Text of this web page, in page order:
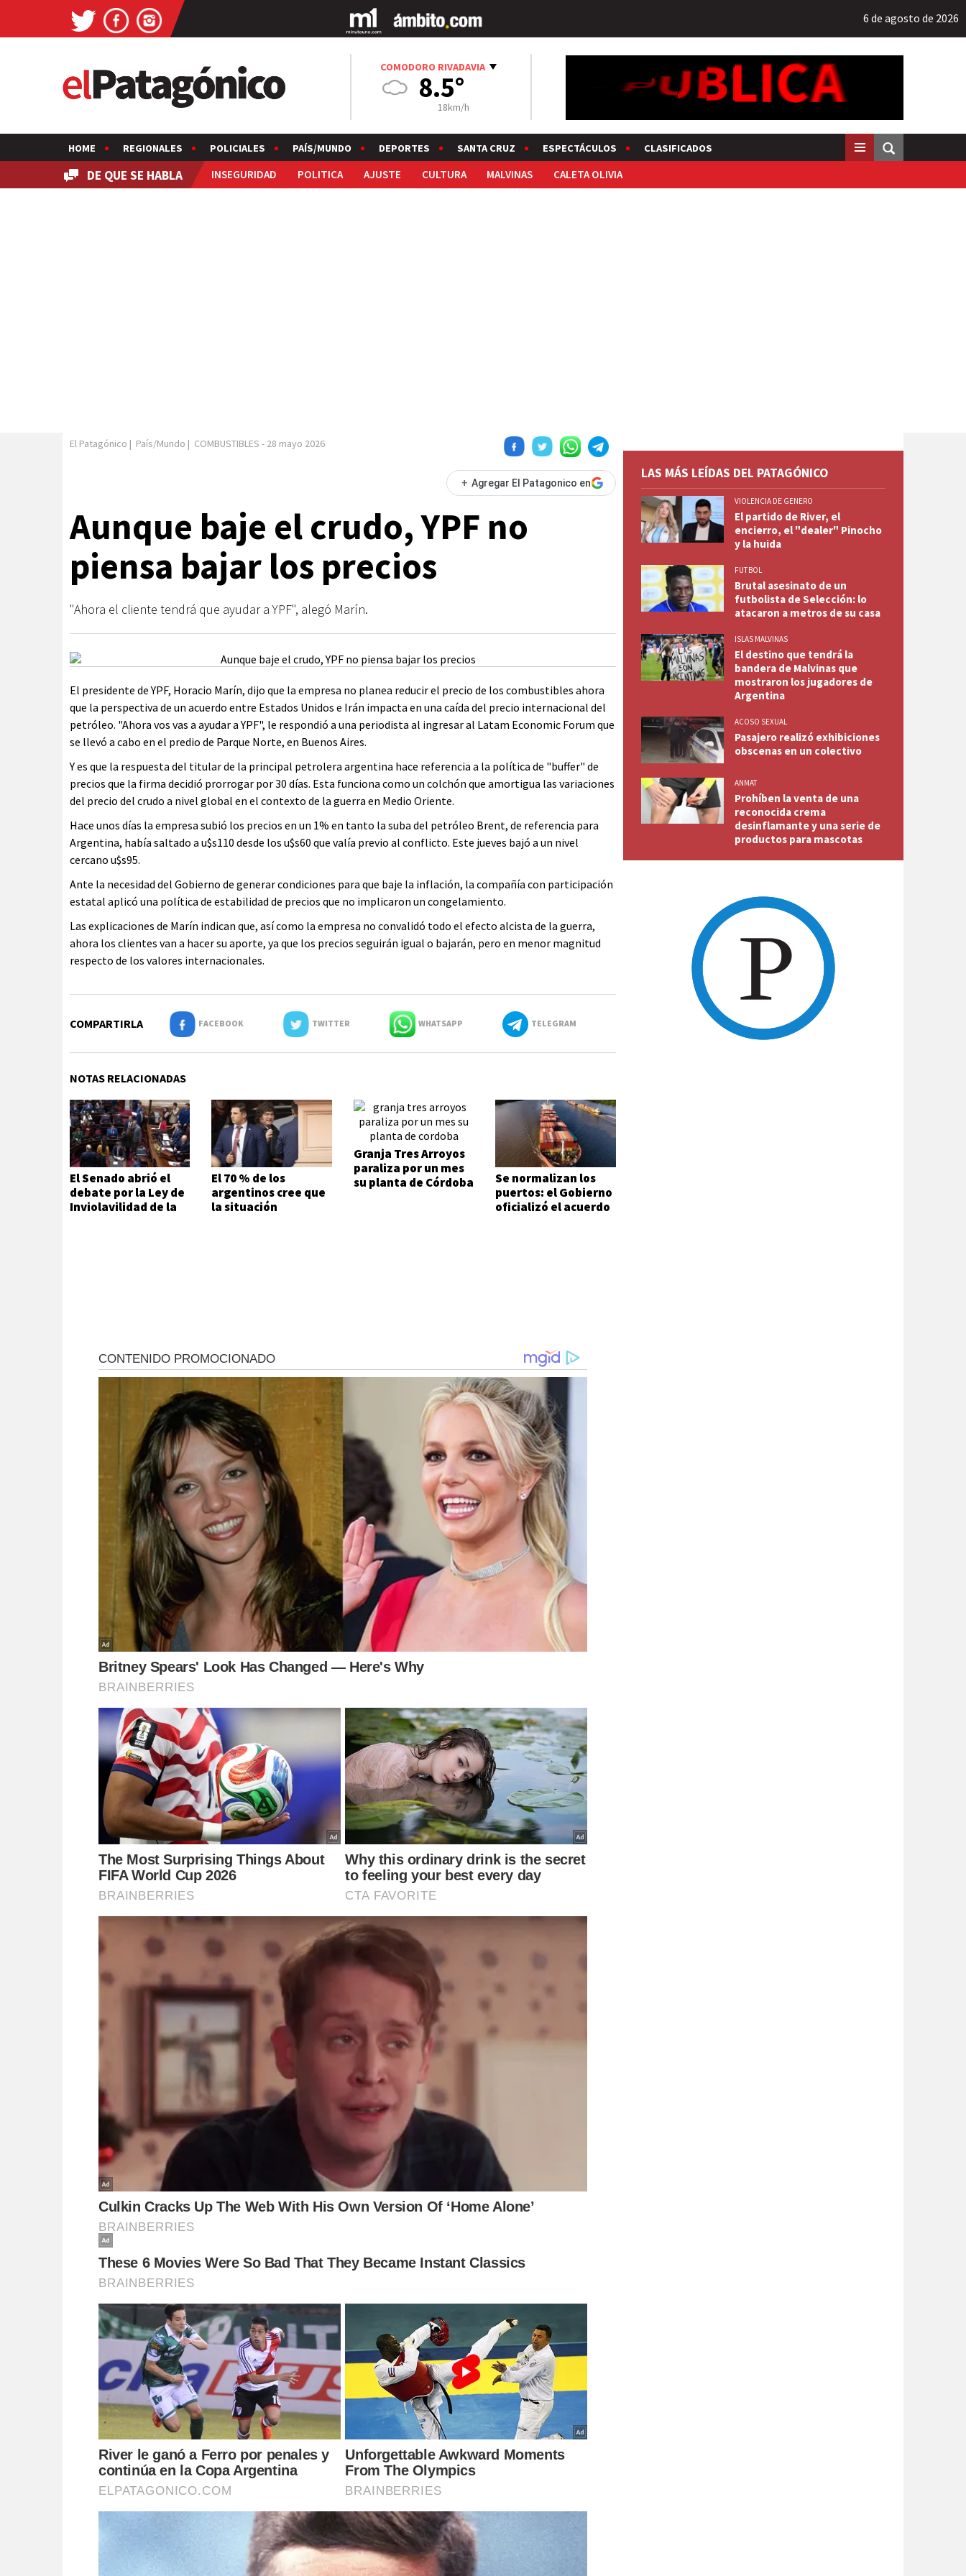
6 de agosto de 2026
COMODORO RIVADAVIA
8.5°
18km/h
HOME REGIONALES POLICIALES PAÍS/MUNDO DEPORTES SANTA CRUZ ESPECTÁCULOS CLASIFICADOS
DE QUE SE HABLA INSEGURIDAD POLITICA AJUSTE CULTURA MALVINAS CALETA OLIVIA
El Patagónico | País/Mundo | COMBUSTIBLES - 28 mayo 2026
+ Agregar El Patagonico en
Aunque baje el crudo, YPF no
piensa bajar los precios
"Ahora el cliente tendrá que ayudar a YPF", alegó Marín.
El presidente de YPF, Horacio Marín, dijo que la empresa no planea reducir el precio de los combustibles ahora
que la perspectiva de un acuerdo entre Estados Unidos e Irán impacta en una caída del precio internacional del
petróleo. "Ahora vos vas a ayudar a YPF", le respondió a una periodista al ingresar al Latam Economic Forum que
se llevó a cabo en el predio de Parque Norte, en Buenos Aires.
Y es que la respuesta del titular de la principal petrolera argentina hace referencia a la política de "buffer" de
precios que la firma decidió prorrogar por 30 días. Esta funciona como un colchón que amortigua las variaciones
del precio del crudo a nivel global en el contexto de la guerra en Medio Oriente.
Hace unos días la empresa subió los precios en un 1% en tanto la suba del petróleo Brent, de referencia para
Argentina, había saltado a u$s110 desde los u$s60 que valía previo al conflicto. Este jueves bajó a un nivel
cercano u$s95.
Ante la necesidad del Gobierno de generar condiciones para que baje la inflación, la compañía con participación
estatal aplicó una política de estabilidad de precios que no implicaron un congelamiento.
Las explicaciones de Marín indican que, así como la empresa no convalidó todo el efecto alcista de la guerra,
ahora los clientes van a hacer su aporte, ya que los precios seguirán igual o bajarán, pero en menor magnitud
respecto de los valores internacionales.
COMPARTIRLA FACEBOOK TWITTER WHATSAPP TELEGRAM
NOTAS RELACIONADAS
El Senado abrió el
debate por la Ley de
Inviolavilidad de la
El 70 % de los
argentinos cree que
la situación
Granja Tres Arroyos
paraliza por un mes
su planta de Córdoba
Se normalizan los
puertos: el Gobierno
oficializó el acuerdo
LAS MÁS LEÍDAS DEL PATAGÓNICO
VIOLENCIA DE GENERO
El partido de River, el
encierro, el "dealer" Pinocho
y la huida
FUTBOL
Brutal asesinato de un
futbolista de Selección: lo
atacaron a metros de su casa
ISLAS MALVINAS
El destino que tendrá la
bandera de Malvinas que
mostraron los jugadores de
Argentina
ACOSO SEXUAL
Pasajero realizó exhibiciones
obscenas en un colectivo
ANMAT
Prohíben la venta de una
reconocida crema
desinflamante y una serie de
productos para mascotas